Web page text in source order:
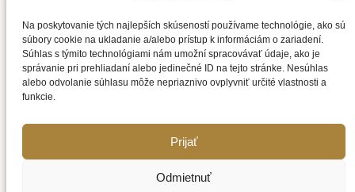
Na poskytovanie tých najlepších skúseností používame technológie, ako sú
súbory cookie na ukladanie a/alebo prístup k informáciám o zariadení.
Súhlas s týmito technológiami nám umožní spracovávať údaje, ako je
správanie pri prehliadaní alebo jedinečné ID na tejto stránke. Nesúhlas
alebo odvolanie súhlasu môže nepriaznivo ovplyvniť určité vlastnosti a
funkcie.
Prijať
Odmietnuť